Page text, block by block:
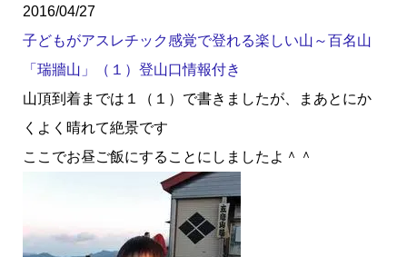
2016/04/27
子どもがアスレチック感覚で登れる楽しい山～百名山
「瑞牆山」（１）登山口情報付き
山頂到着までは１（１）で書きましたが、まあとにか
くよく晴れて絶景です
ここでお昼ご飯にすることにしましたよ＾＾